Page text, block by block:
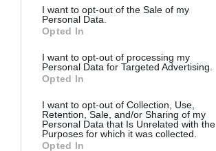
I want to opt-out of the Sale of my
Personal Data.
Opted In
I want to opt-out of processing my
Personal Data for Targeted Advertising.
Opted In
I want to opt-out of Collection, Use,
Retention, Sale, and/or Sharing of my
Personal Data that Is Unrelated with the
Purposes for which it was collected.
Opted In
Οι Arab Strap στο
Gazarte Ground
Stage
Τα
Ευανθία
Άρης